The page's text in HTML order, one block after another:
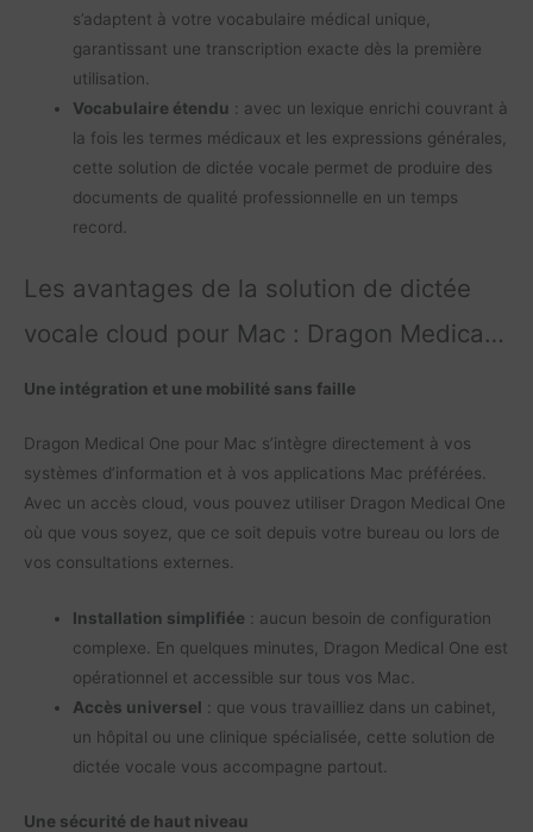
s’adaptent à votre vocabulaire médical unique,
garantissant une transcription exacte dès la première
utilisation.
Vocabulaire étendu : avec un lexique enrichi couvrant à
la fois les termes médicaux et les expressions générales,
cette solution de dictée vocale permet de produire des
documents de qualité professionnelle en un temps
record.
Les avantages de la solution de dictée
vocale cloud pour Mac : Dragon Medical
One avec Helium
Une intégration et une mobilité sans faille
Dragon Medical One pour Mac s’intègre directement à vos
systèmes d’information et à vos applications Mac préférées.
Avec un accès cloud, vous pouvez utiliser Dragon Medical One
où que vous soyez, que ce soit depuis votre bureau ou lors de
vos consultations externes.
Installation simplifiée : aucun besoin de configuration
complexe. En quelques minutes, Dragon Medical One est
opérationnel et accessible sur tous vos Mac.
Accès universel : que vous travailliez dans un cabinet,
un hôpital ou une clinique spécialisée, cette solution de
dictée vocale vous accompagne partout.
Une sécurité de haut niveau